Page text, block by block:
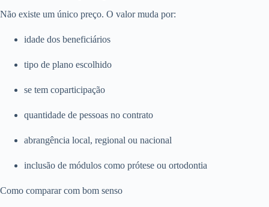
Não existe um único preço. O valor muda por:
idade dos beneficiários
tipo de plano escolhido
se tem coparticipação
quantidade de pessoas no contrato
abrangência local, regional ou nacional
inclusão de módulos como prótese ou ortodontia
Como comparar com bom senso